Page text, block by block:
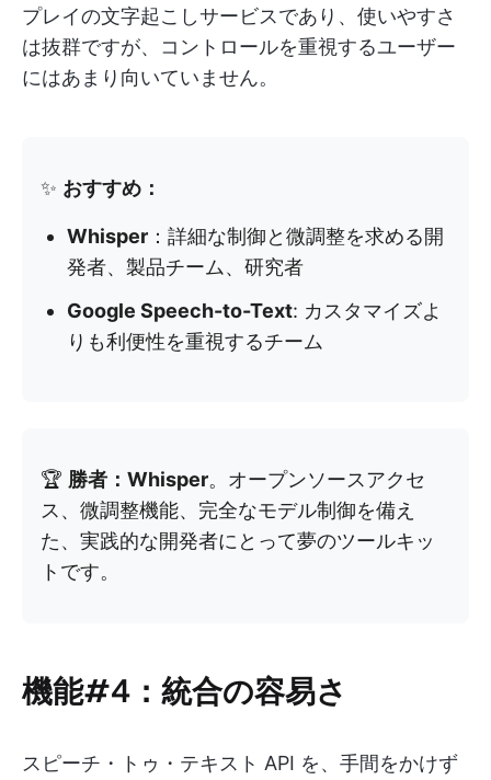
プレイの文字起こしサービスであり、使いやすさ
は抜群ですが、コントロールを重視するユーザー
にはあまり向いていません。
✨ おすすめ：
Whisper ：詳細な制御と微調整を求める開
発者、製品チーム、研究者
Google Speech-to-Text: カスタマイズよ
りも利便性を重視するチーム
🏆 勝者：Whisper。オープンソースアクセ
ス、微調整機能、完全なモデル制御を備え
た、実践的な開発者にとって夢のツールキッ
トです。
機能#4：統合の容易さ
スピーチ・トゥ・テキスト API を、手間をかけず